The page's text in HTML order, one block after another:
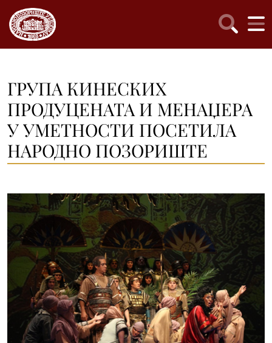
ГРУПА КИНЕСКИХ
ПРОДУЦЕНАТА И МЕНАЏЕРА
У УМЕТНОСТИ ПОСЕТИЛА
НАРОДНО ПОЗОРИШТЕ